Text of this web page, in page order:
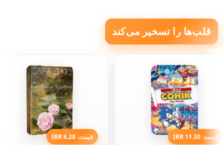
قلب‌ها را تسخیر می‌کند
قیمت: 6.28 IRR قیمت: 11.30 IRR